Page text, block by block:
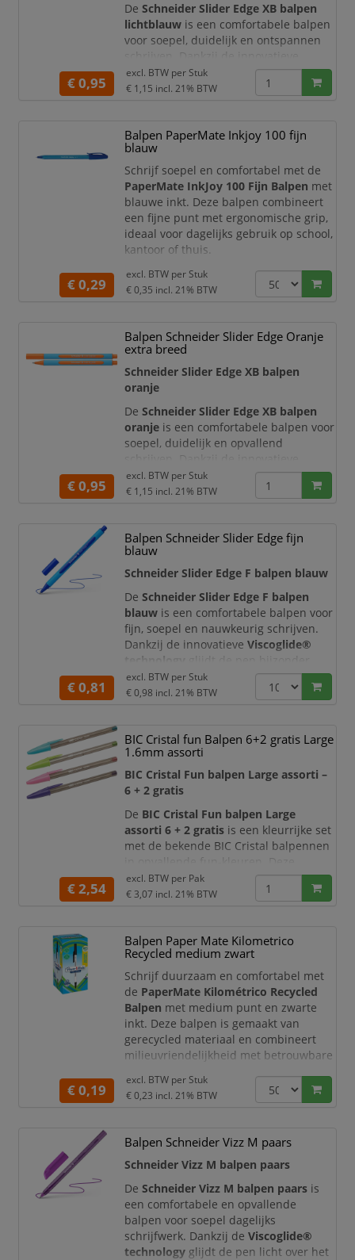
DeSchneider Slider Edge XB balpen
lichtblauw is een comfortabele balpen
voor soepel, duidelijk en ontspannen
schrijven. Dankzij de innovatieve
Viscoglide® technology
glijdt de pen
bijzonder licht over het papier en
extra brede XB-punt maakt deze
balpen zeer geschikt voor notities,
studie, kantoorwerk, creatieve
toepassinge
€ 0,95
excl. BTW per Stuk
€ 1,15 incl. 21% BTW
Balpen PaperMate Inkjoy 100 fijn
blauw
Schrijf soepel en comfortabel met de
PaperMate InkJoy 100 Fijn Balpen met
blauwe inkt. Deze balpen combineert
een fijne punt met ergonomische grip,
ideaal voor dagelijks gebruik op school,
kantoor of thuis.
Productomschrijving
De PaperMate InkJoy 100 Fijn biedt een
droogt snel en geeft een professionele
uitstraling aan notities, documenten en
creatieve projecten. De
€ 0,29
excl. BTW per Stuk
€ 0,35 incl. 21% BTW
Balpen Schneider Slider Edge Oranje
extra breed
Schneider Slider Edge XB balpen
oranje
DeSchneider Slider Edge XB balpen
oranje is een comfortabele balpen voor
soepel, duidelijk en opvallend
schrijven. Dankzij de innovatieve
Viscoglide® technology
glijdt de pen
bijzonder licht over het papier en
extra brede XB-punt maakt deze
balpen zeer geschikt voor notities,
studie, kantoorwerk, creatieve
€ 0,95
excl. BTW per Stuk
€ 1,15 incl. 21% BTW
Balpen Schneider Slider Edge fijn
blauw
Schneider Slider Edge F balpen blauw
DeSchneider Slider Edge F balpen
blauw is een comfortabele balpen voor
fijn, soepel en nauwkeurig schrijven.
Dankzij de innovatieveViscoglide®
technology
licht over het papier en ontstaat een
strak schrijfbeeld met een heldere
compacte notities, formulieren,
agenda’s, studie, kantoorwerk en
administratieve toepassin
€ 0,81
excl. BTW per Stuk
€ 0,98 incl. 21% BTW
BIC Cristal fun Balpen 6+2 gratis Large
1.6mm assorti
BIC Cristal Fun balpen Large assorti –
6 + 2 gratis
De BIC Cristal Fun balpen Large
assorti 6 + 2 gratis is een kleurrijke set
met de bekende BIC Cristal balpennen
in opvallende fun-kleuren. Deze
verpakking bevat
8 balpennen,
waarvan 6 stuks + 2 gratis
. De set is
creatieve projecten en documenten
graag overzichtelijk en kleurrijk maakt.
De BIC Cristal Fun is gebaseerd op h
€ 2,54
excl. BTW per Pak
€ 3,07 incl. 21% BTW
Balpen Paper Mate Kilometrico
Recycled medium zwart
Schrijf duurzaam en comfortabel met
de PaperMate Kilométrico Recycled
Balpen met medium punt en zwarte
inkt. Deze balpen is gemaakt van
gerecycled materiaal en combineert
milieuvriendelijkheid met betrouwbare
op school, kantoor of thuis.
Balpen beschikt over een medium punt
voor vloeiende en consistente lijnen.
De zwarte inkt biedt een helder en pr
€ 0,19
excl. BTW per Stuk
€ 0,23 incl. 21% BTW
Balpen Schneider Vizz M paars
Schneider Vizz M balpen paars
DeSchneider Vizz M balpen paars is
een comfortabele en opvallende
balpen voor soepel dagelijks
schrijfwerk. Dankzij deViscoglide®
technology glijdt de pen licht over het